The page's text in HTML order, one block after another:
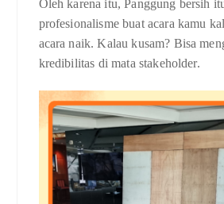
Oleh karena itu, Panggung bersih
profesionalisme buat acara kamu
acara naik. Kalau kusam? Bisa
kredibilitas di mata stakeholder.